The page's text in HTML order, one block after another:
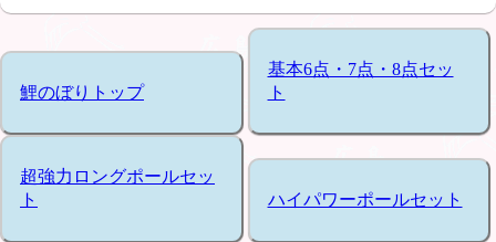
鯉のぼりトップ
基本6点・7点・8点セッ
ト
超強力ロングポールセッ
ト
ハイパワーポールセット